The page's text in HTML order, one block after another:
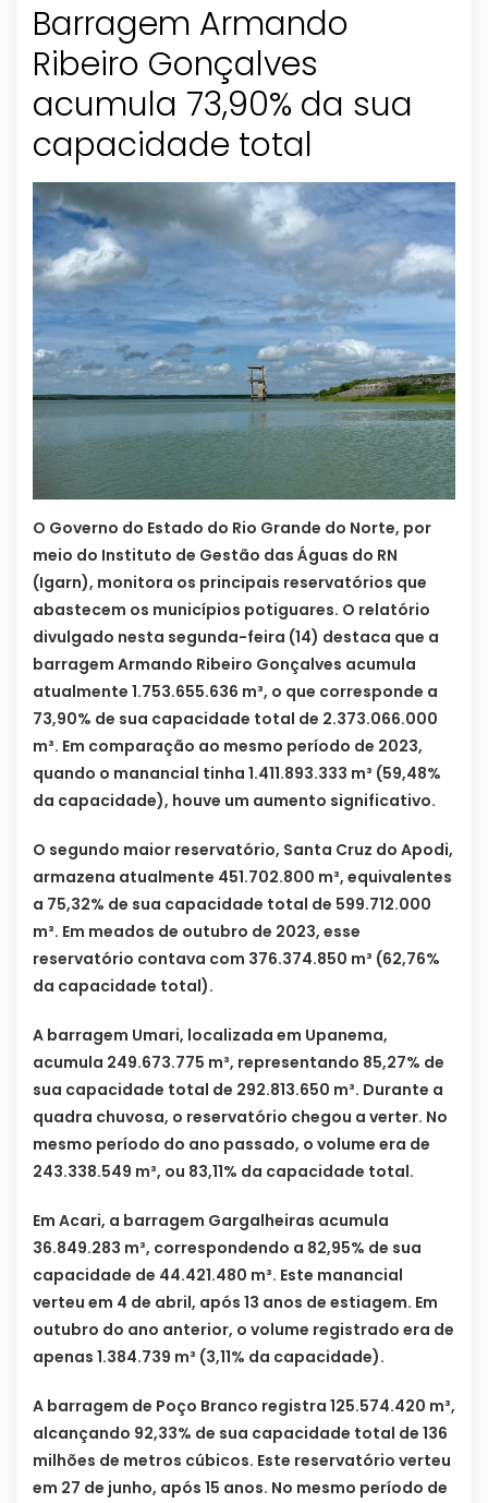
Barragem Armando
Ribeiro Gonçalves
acumula 73,90% da sua
capacidade total
O Governo do Estado do Rio Grande do Norte, por
meio do Instituto de Gestão das Águas do RN
(Igarn), monitora os principais reservatórios que
abastecem os municípios potiguares. O relatório
divulgado nesta segunda-feira (14) destaca que a
barragem Armando Ribeiro Gonçalves acumula
atualmente 1.753.655.636 m³, o que corresponde a
73,90% de sua capacidade total de 2.373.066.000
m³. Em comparação ao mesmo período de 2023,
quando o manancial tinha 1.411.893.333 m³ (59,48%
da capacidade), houve um aumento significativo.
O segundo maior reservatório, Santa Cruz do Apodi,
armazena atualmente 451.702.800 m³, equivalentes
a 75,32% de sua capacidade total de 599.712.000
m³. Em meados de outubro de 2023, esse
reservatório contava com 376.374.850 m³ (62,76%
da capacidade total).
A barragem Umari, localizada em Upanema,
acumula 249.673.775 m³, representando 85,27% de
sua capacidade total de 292.813.650 m³. Durante a
quadra chuvosa, o reservatório chegou a verter. No
mesmo período do ano passado, o volume era de
243.338.549 m³, ou 83,11% da capacidade total.
Em Acari, a barragem Gargalheiras acumula
36.849.283 m³, correspondendo a 82,95% de sua
capacidade de 44.421.480 m³. Este manancial
verteu em 4 de abril, após 13 anos de estiagem. Em
outubro do ano anterior, o volume registrado era de
apenas 1.384.739 m³ (3,11% da capacidade).
A barragem de Poço Branco registra 125.574.420 m³,
alcançando 92,33% de sua capacidade total de 136
milhões de metros cúbicos. Este reservatório verteu
em 27 de junho, após 15 anos. No mesmo período de